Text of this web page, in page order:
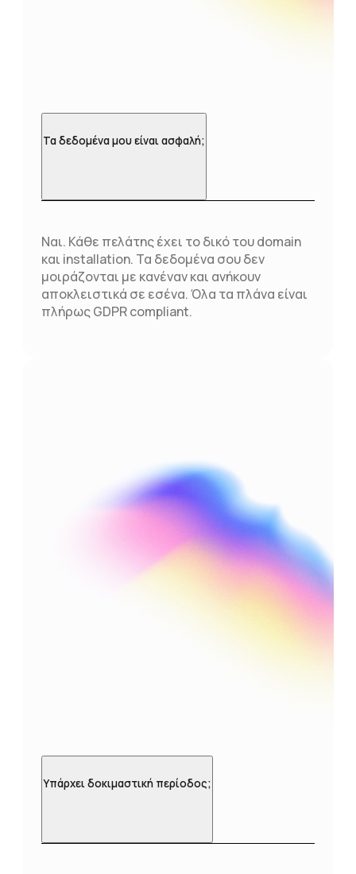
Τα δεδομένα μου είναι ασφαλή;
Ναι. Κάθε πελάτης έχει το δικό του domain
και installation. Τα δεδομένα σου δεν
μοιράζονται με κανέναν και ανήκουν
αποκλειστικά σε εσένα. Όλα τα πλάνα είναι
πλήρως GDPR compliant.
Υπάρχει δοκιμαστική περίοδος;